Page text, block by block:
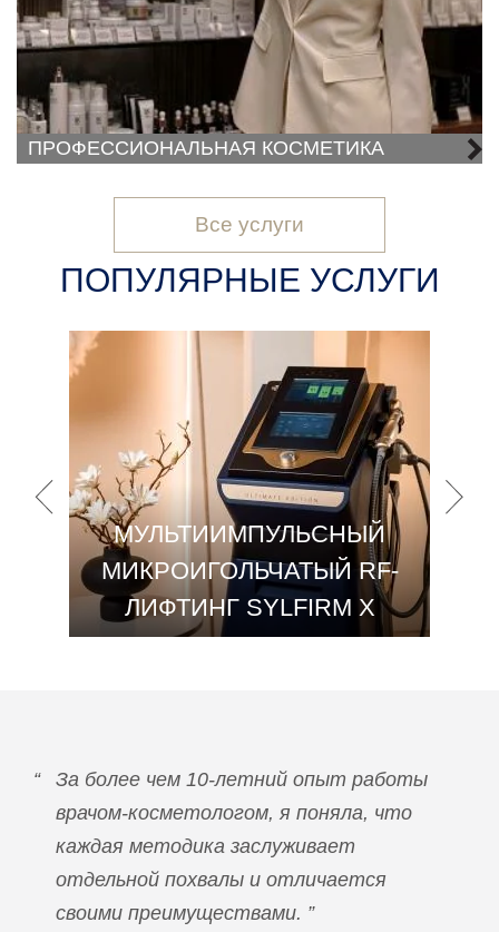
ПРОФЕССИОНАЛЬНАЯ КОСМЕТИКА
Все услуги
ПОПУЛЯРНЫЕ УСЛУГИ
МУЛЬТИИМПУЛЬСНЫЙ
МИКРОИГОЛЬЧАТЫЙ RF-
ЛИФТИНГ SYLFIRM X
За более чем 10-летний опыт работы
врачом-косметологом, я поняла, что
каждая методика заслуживает
отдельной похвалы и отличается
своими преимуществами.